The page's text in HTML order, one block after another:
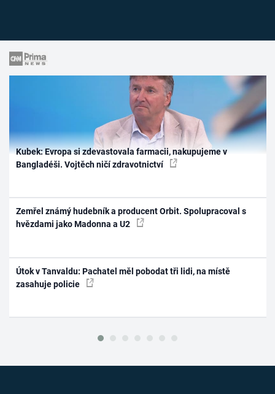
Kubek: Evropa si zdevastovala farmacii, nakupujeme v
Bangladéši. Vojtěch ničí zdravotnictví
Zemřel známý hudebník a producent Orbit. Spolupracoval s
hvězdami jako Madonna a U2
Útok v Tanvaldu: Pachatel měl pobodat tři lidi, na místě
zasahuje policie